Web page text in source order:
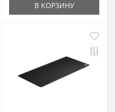
В КОРЗИНУ